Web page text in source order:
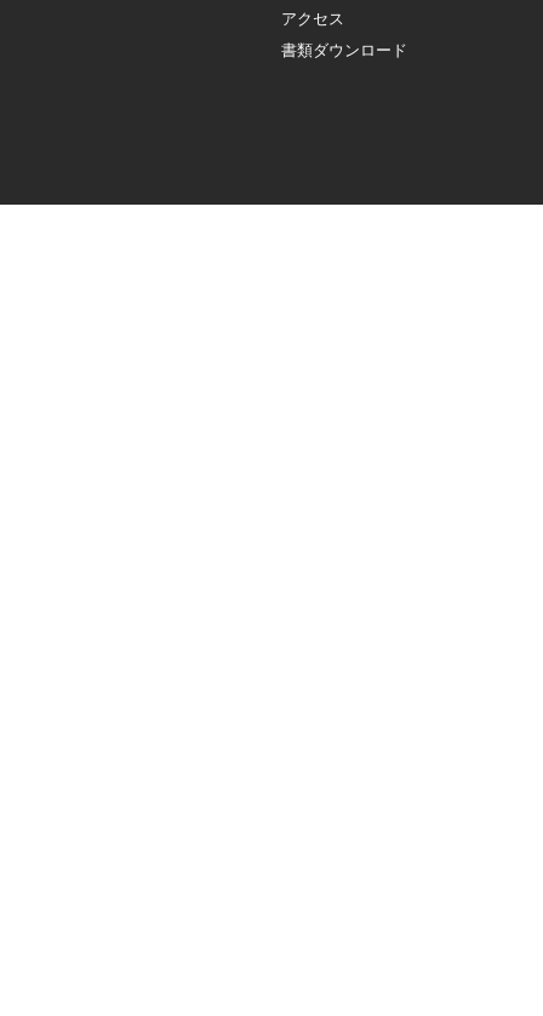
アクセス
書類ダウンロード